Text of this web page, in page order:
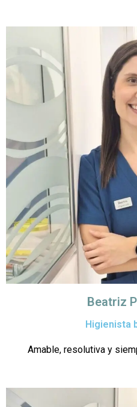
Beatriz
Higienista
Amable, resolutiva y